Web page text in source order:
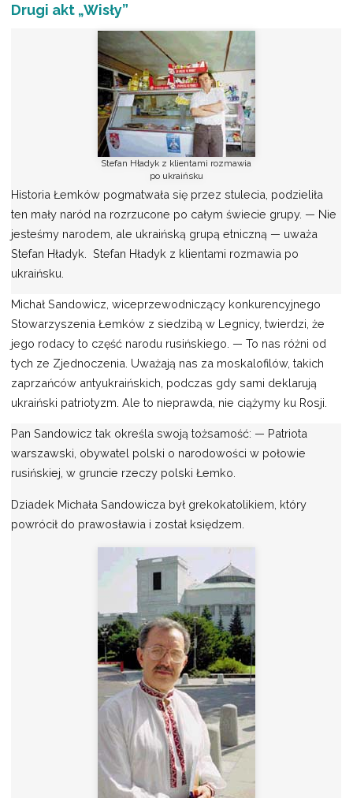
Drugi akt „Wisły”
Stefan Hładyk z klientami rozmawia
po ukraińsku
Historia Łemków pogmatwała się przez stulecia, podzieliła
ten mały naród na rozrzucone po całym świecie grupy. — Nie
jesteśmy narodem, ale ukraińską grupą etniczną — uważa
Stefan Hładyk. Stefan Hładyk z klientami rozmawia po
ukraińsku.
Michał Sandowicz, wiceprzewodniczący konkurencyjnego
Stowarzyszenia Łemków z siedzibą w Legnicy, twierdzi, że
jego rodacy to część narodu rusińskiego. — To nas różni od
tych ze Zjednoczenia. Uważają nas za moskalofilów, takich
zaprzańców antyukraińskich, podczas gdy sami deklarują
ukraiński patriotyzm. Ale to nieprawda, nie ciążymy ku Rosji.
Pan Sandowicz tak określa swoją tożsamość: — Patriota
warszawski, obywatel polski o narodowości w połowie
rusińskiej, w gruncie rzeczy polski Łemko.
Dziadek Michała Sandowicza był grekokatolikiem, który
powrócił do prawosławia i został księdzem.